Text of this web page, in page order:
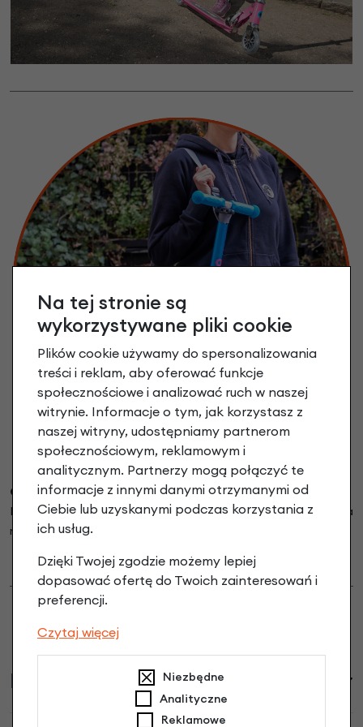
Opcjonalny pasek transportowy.
Przydatnym dodatkiem jest również regulowanypasek na
ramię do przenoszenia rowerka,
Informacje handlowe
Na tej stronie są
wykorzystywane pliki cookie
Plików cookie używamy do spersonalizowania
treści i reklam, aby oferować funkcje
społecznościowe i analizować ruch w naszej
witrynie. Informacje o tym, jak korzystasz z
naszej witryny, udostępniamy partnerom
społecznościowym, reklamowym i
analitycznym. Partnerzy mogą połączyć te
informacje z innymi danymi otrzymanymi od
Ciebie lub uzyskanymi podczas korzystania z
ich usług.
Dzięki Twojej zgodzie możemy lepiej
dopasować ofertę do Twoich zainteresowań i
preferencji.
Czytaj więcej
Niezbędne
Analityczne
Reklamowe